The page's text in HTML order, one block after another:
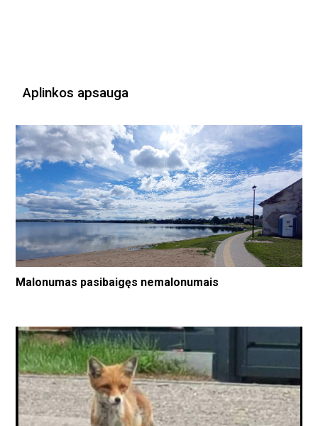
Aplinkos apsauga
Malonumas pasibaigęs nemalonumais